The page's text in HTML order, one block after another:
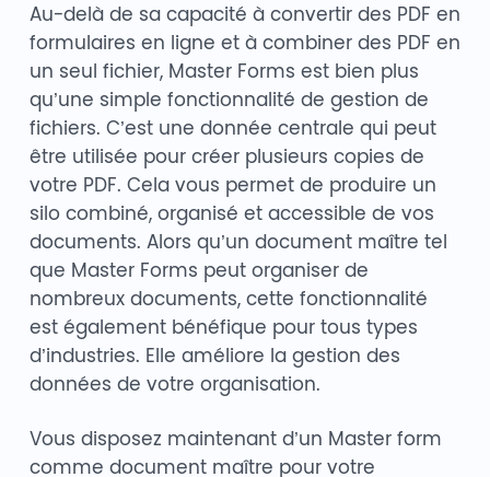
Au-delà de sa capacité à convertir des PDF en
formulaires en ligne et à combiner des PDF en
un seul fichier, Master Forms est bien plus
qu’une simple fonctionnalité de gestion de
fichiers. C’est une donnée centrale qui peut
être utilisée pour créer plusieurs copies de
votre PDF. Cela vous permet de produire un
silo combiné, organisé et accessible de vos
documents. Alors qu’un document maître tel
que Master Forms peut organiser de
nombreux documents, cette fonctionnalité
est également bénéfique pour tous types
d’industries. Elle améliore la gestion des
données de votre organisation.
Vous disposez maintenant d’un Master form
comme document maître pour votre